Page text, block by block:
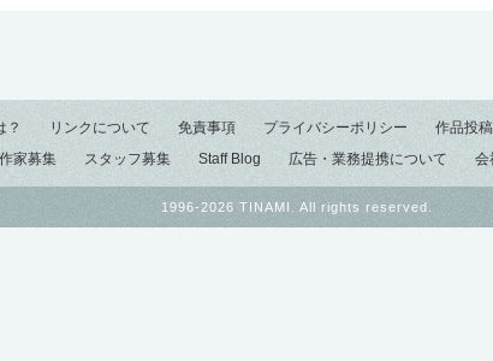
？ リンクについて 免責事項 プライバシーポリシー 作品投
作家募集 スタッフ募集 Staff Blog 広告・業務提携について 会
1996-2026 TINAMI. All rights reserved.